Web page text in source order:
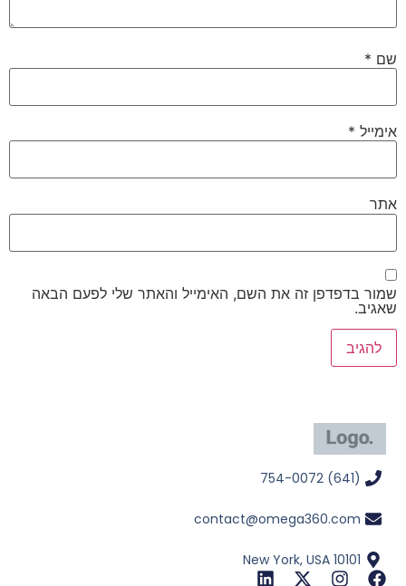
שם *
אימייל *
אתר
שמור בדפדפן זה את השם, האימייל והאתר שלי לפעם הבאה
שאגיב.
(641) 754-0072
contact@omega360.com
New York, USA 10101